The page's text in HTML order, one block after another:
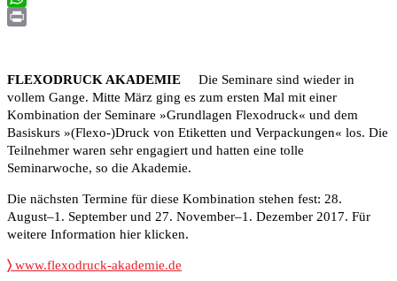
WhatsApp
FLEXODRUCK AKADEMIE Die Seminare sind wieder in
vollem Gange. Mitte März ging es zum ersten Mal mit einer
Kombination der Seminare »Grundlagen Flexodruck« und dem
Basiskurs »(Flexo-)Druck von Etiketten und Verpackungen« los. Die
Teilnehmer waren sehr engagiert und hatten eine tolle
Seminarwoche, so die Akademie.
Die nächsten Termine für diese Kombination stehen fest: 28.
August–1. September und 27. November–1. Dezember 2017. Für
weitere Information hier klicken.
〉 www.flexodruck-akademie.de